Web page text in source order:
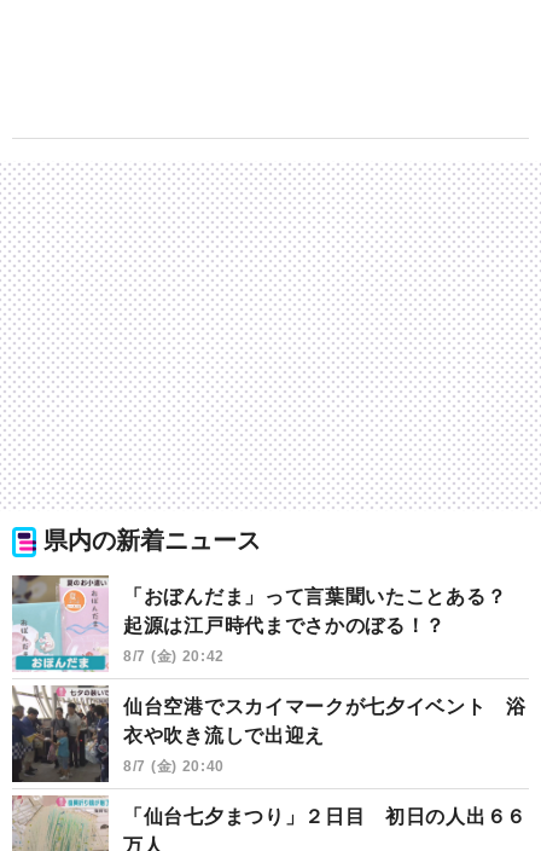
県内の新着ニュース
「おぼんだま」って言葉聞いたことある？
起源は江戸時代までさかのぼる！？
8/7 (金) 20:42
仙台空港でスカイマークが七夕イベント 浴
衣や吹き流しで出迎え
8/7 (金) 20:40
「仙台七夕まつり」２日目 初日の人出６６
万人